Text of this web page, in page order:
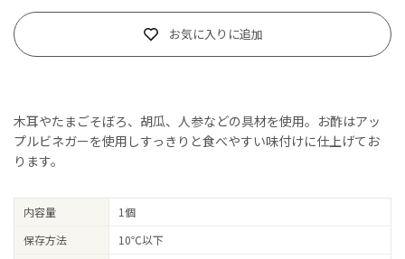
お気に入りに追加
木耳やたまごそぼろ、胡瓜、人参などの具材を使用。お酢はアッ
プルビネガーを使用しすっきりと食べやすい味付けに仕上げてお
ります。
内容量
1個
保存方法
10℃以下